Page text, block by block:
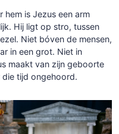
hem is Jezus een arm
Hij ligt op stro, tussen
Niet bóven de mensen,
in een grot. Niet in
maakt van zijn geboorte
tijd ongehoord.